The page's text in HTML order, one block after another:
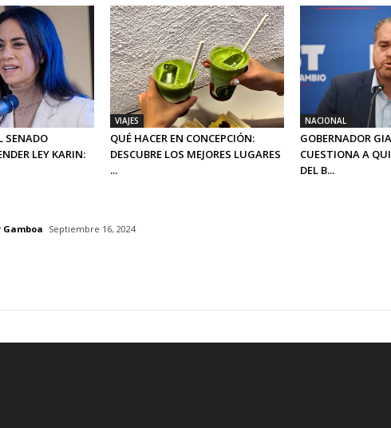
SENADO
LEY KARIN:
VIAJES
QUÉ HACER EN CONCEPCIÓN:
DESCUBRE LOS MEJORES LUGARES
...
NACIONAL
GOBERNADOR
CUESTIONA A
DEL B...
Septiembre 16, 2024